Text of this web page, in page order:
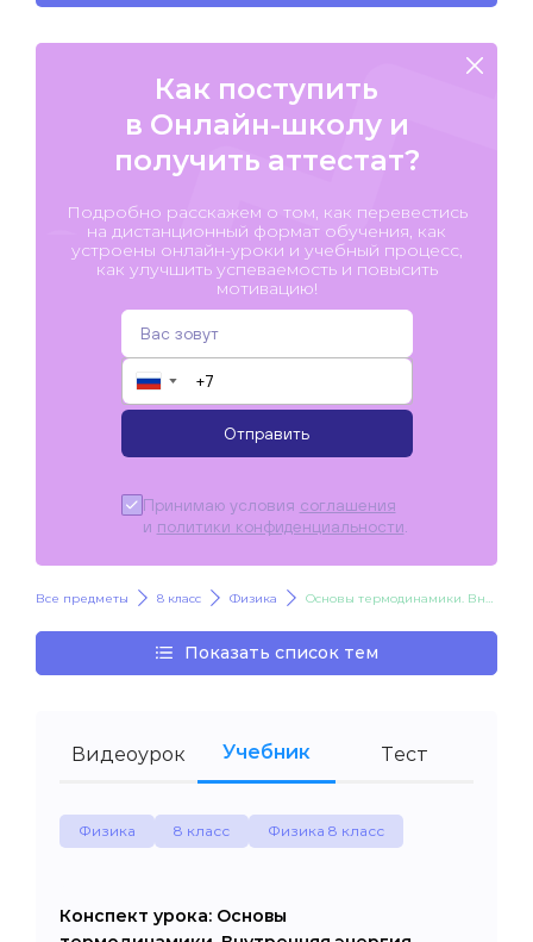
Как поступить
в Онлайн-школу и
получить аттестат?
Подробно расскажем о том, как перевестись
на дистанционный формат обучения, как
устроены онлайн-уроки и учебный процесс,
как улучшить успеваемость и повысить
мотивацию!
▼
Отправить
Принимаю условия соглашения
и политики конфиденциальности
Все предметы 8 класс Физика Основы термодинамики. Внутренняя энергия термодинамической системы. Изменение внутренней энергии термодинамической системы в результате совершения работы. Изменение внутренней энергии термодинамической системы в результате теплообмена
Показать список тем
Видеоурок Учебник Тест
Физика 8 класс Физика 8 класс
Конспект урока: Основы